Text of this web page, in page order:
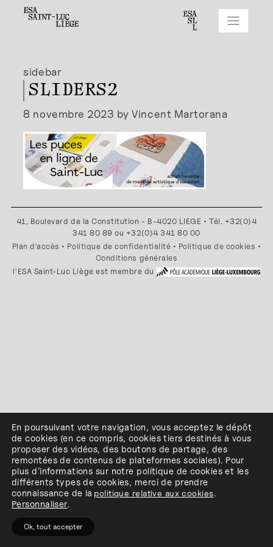
sidebar
SLIDERS2
8 novembre 2023 by Vincent Martorana
41, Boulevard de la Constitution - B-4020 LIEGE • Tél. +32(0)4
341 80 89 ou +32(0)4 341 80 00
Plan d'accès • Politique de confidentialité • Politique de cookies •
Conditions générales
l'ESA Saint-Luc Liège est membre du
En poursuivant votre navigation, vous acceptez le dépôt
de cookies (en ce compris, cookiestiers destinés à vous
proposer des vidéos, des boutons de partage, des
remontées de contenus de plateformes sociales). Pour
plus d’informations sur notre politique de cookies et les
différents types de cookies, merci de prendre
connaissance de la politique relative aux cookies.
Personnaliser.
Ok, tout accepter